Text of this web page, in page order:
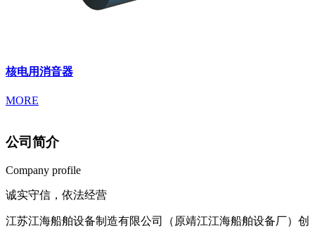
核电用消音器
MORE
公司简介
Company profile
诚实守信，依法经营
江苏江海船舶设备制造有限公司（原靖江江海船舶设备厂）创